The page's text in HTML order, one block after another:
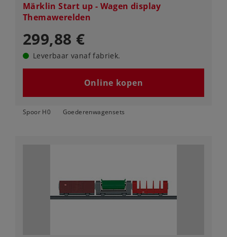
Märklin Start up - Wagen display
Themawerelden
299,88 €
Leverbaar vanaf fabriek.
Online kopen
Spoor H0 Goederenwagensets